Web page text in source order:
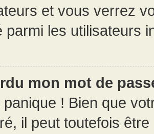
et vous verrez
parmi les utilisateurs
mon mot de
panique ! Bien que
il peut toutefois